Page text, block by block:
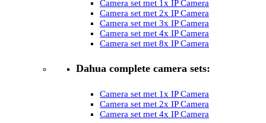
Camera set met 1x IP Camera
Camera set met 2x IP Camera
Camera set met 3x IP Camera
Camera set met 4x IP Camera
Camera set met 8x IP Camera
Dahua complete camera sets:
Camera set met 1x IP Camera
Camera set met 2x IP Camera
Camera set met 4x IP Camera